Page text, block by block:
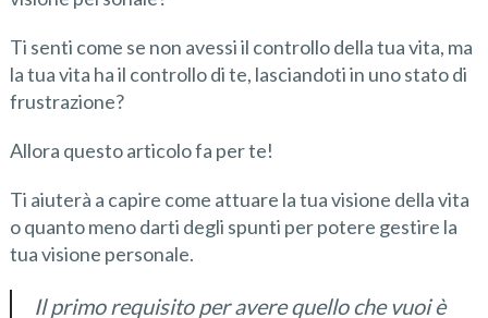
Ti senti come se non avessi il controllo della tua vita, ma
la tua vita ha il controllo di te, lasciandoti in uno stato di
frustrazione?
Allora questo articolo fa per te!
Ti aiuterà a capire come attuare la tua visione della vita
o quanto meno darti degli spunti per potere gestire la
tua visione personale.
Il primo requisito per avere quello che vuoi è